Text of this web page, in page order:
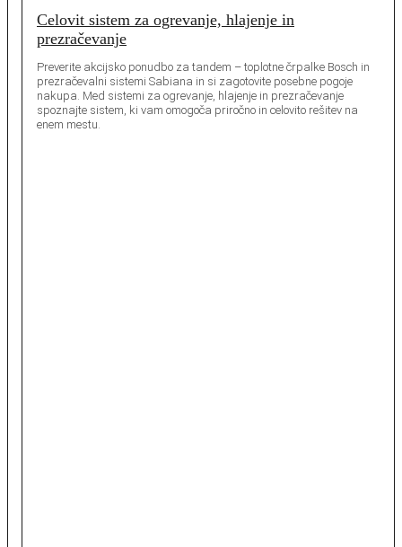
Celovit sistem za ogrevanje, hlajenje in
prezračevanje
Preverite akcijsko ponudbo za tandem – toplotne črpalke Bosch in
prezračevalni sistemi Sabiana in si zagotovite posebne pogoje
nakupa. Med sistemi za ogrevanje, hlajenje in prezračevanje
spoznajte sistem, ki vam omogoča priročno in celovito rešitev na
enem mestu.